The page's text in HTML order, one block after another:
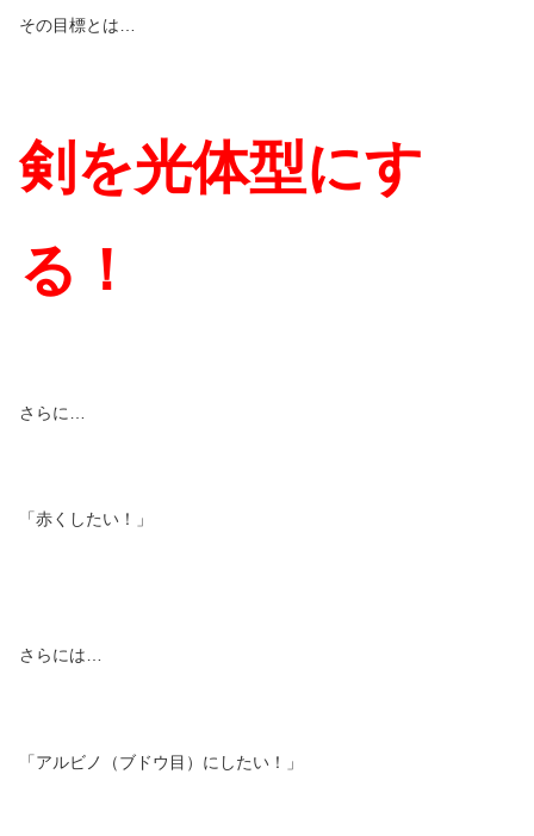
その目標とは…
剣を光体型にす
る！
さらに…
「赤くしたい！」
さらには…
「アルビノ（ブドウ目）にしたい！」